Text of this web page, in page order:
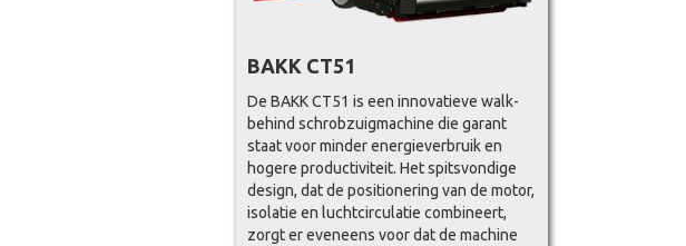
BAKK CT51
De BAKK CT51 is een innovatieve walk-
behind schrobzuigmachine die garant
staat voor minder energieverbruik en
hogere productiviteit. Het spitsvondige
design, dat de positionering van de motor,
isolatie en luchtcirculatie combineert,
zorgt er eveneens voor dat de machine